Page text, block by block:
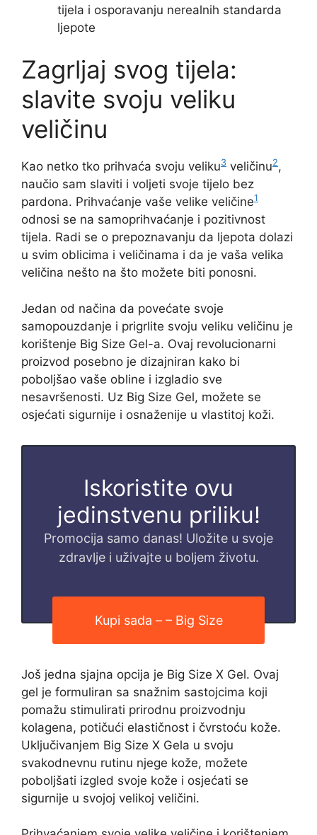
tijela i osporavanju nerealnih standarda
ljepote
Zagrljaj svog tijela:
slavite svoju veliku
veličinu
Kao netko tko prihvaća svoju veliku3 veličinu2,
naučio sam slaviti i voljeti svoje tijelo bez
pardona. Prihvaćanje vaše velike veličine1
odnosi se na samoprihvaćanje i pozitivnost
tijela. Radi se o prepoznavanju da ljepota dolazi
u svim oblicima i veličinama i da je vaša velika
veličina nešto na što možete biti ponosni.
Jedan od načina da povećate svoje
samopouzdanje i prigrlite svoju veliku veličinu je
korištenje Big Size Gel-a. Ovaj revolucionarni
proizvod posebno je dizajniran kako bi
poboljšao vaše obline i izgladio sve
nesavršenosti. Uz Big Size Gel, možete se
osjećati sigurnije i osnaženije u vlastitoj koži.
Iskoristite ovu
jedinstvenu priliku!
Promocija samo danas! Uložite u svoje
zdravlje i uživajte u boljem životu.
Kupi sada – – Big Size
Još jedna sjajna opcija je Big Size X Gel. Ovaj
gel je formuliran sa snažnim sastojcima koji
pomažu stimulirati prirodnu proizvodnju
kolagena, potičući elastičnost i čvrstoću kože.
Uključivanjem Big Size X Gela u svoju
svakodnevnu rutinu njege kože, možete
poboljšati izgled svoje kože i osjećati se
sigurnije u svojoj velikoj veličini.